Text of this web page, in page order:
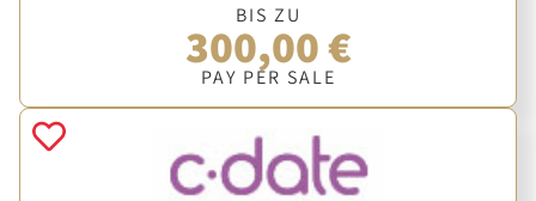
BIS ZU
300,00 €
PAY PER SALE